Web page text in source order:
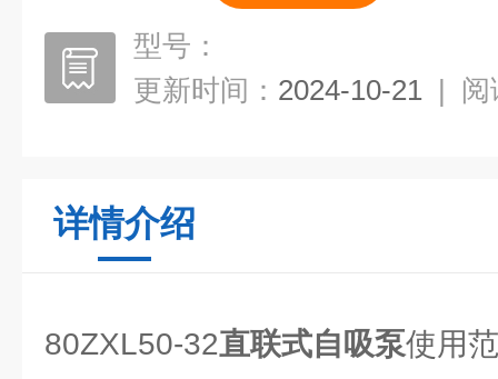
型号：
更新时间： 2024-10-21 | 阅
详情介绍
80ZXL50-32直联式自吸泵使用